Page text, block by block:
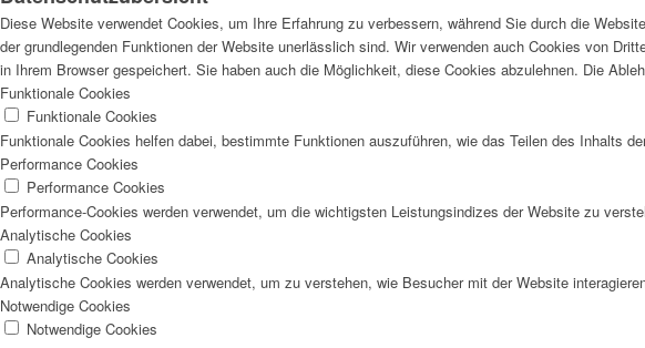
Diese Website verwendet Cookies, um Ihre Erfahrung zu verbessern, während Sie durch die
der grundlegenden Funktionen der Website unerlässlich sind. Wir verwenden auch Cookies von
in Ihrem Browser gespeichert. Sie haben auch die Möglichkeit, diese Cookies abzulehnen. Die
Funktionale Cookies
Funktionale Cookies
Funktionale Cookies helfen dabei, bestimmte Funktionen auszuführen, wie das Teilen des Inhalts
Performance Cookies
Performance Cookies
Performance-Cookies werden verwendet, um die wichtigsten Leistungsindizes der Website zu
Analytische Cookies
Analytische Cookies
Analytische Cookies werden verwendet, um zu verstehen, wie Besucher mit der Website
Notwendige Cookies
Notwendige Cookies